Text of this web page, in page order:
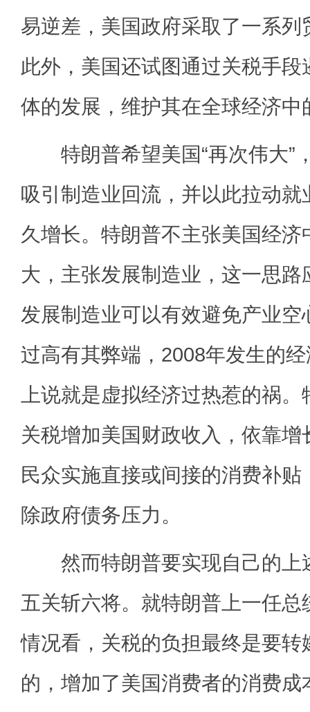
易逆差，美国政府采取了一系
此外，美国还试图通过关税手
体的发展，维护其在全球经济中
特朗普希望美国“再次伟大”
吸引制造业回流，并以此拉动
久增长。特朗普不主张美国经济
大，主张发展制造业，这一思
发展制造业可以有效避免产业
过高有其弊端，2008年发生的
上说就是虚拟经济过热惹的祸
关税增加美国财政收入，依靠
民众实施直接或间接的消费补
除政府债务压力。
然而特朗普要实现自己的上
五关斩六将。就特朗普上一任
情况看，关税的负担最终是要转
的，增加了美国消费者的消费